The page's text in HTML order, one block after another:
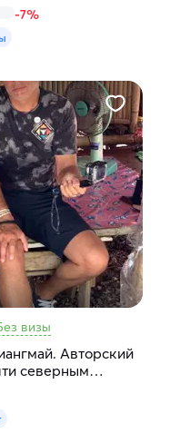
-7%
визы
Авторский
северным